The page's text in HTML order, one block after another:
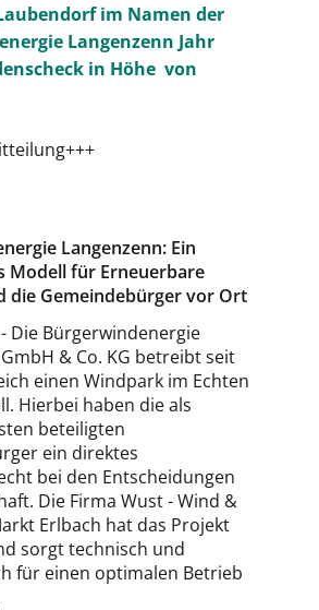
im Namen der
Langenzenn Jahr
in Höhe von
Langenzenn: Ein
Modell für Erneuerbare
die Gemeindebürger vor Ort
Die Bürgerwindenergie
& Co. KG betreibt seit
einen Windpark im Echten
Hierbei haben die als
beteiligten
ein direktes
bei den Entscheidungen
Die Firma Wust - Wind &
Erlbach hat das Projekt
sorgt technisch und
für einen optimalen Betrieb